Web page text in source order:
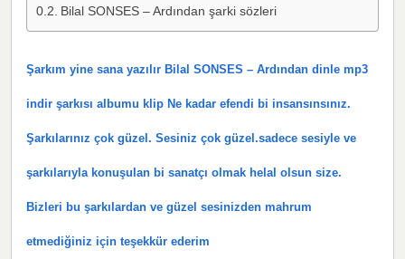
Bilal SONSES – Ardından şarki sözleri
Şarkım yine sana yazılır Bilal SONSES – Ardından dinle mp3
indir şarkısı albumu klip Ne kadar efendi bi insansınsınız.
Şarkılarınız çok güzel. Sesiniz çok güzel.sadece sesiyle ve
şarkılarıyla konuşulan bi sanatçı olmak helal olsun size.
Bizleri bu şarkılardan ve güzel sesinizden mahrum
etmediğiniz için teşekkür ederim